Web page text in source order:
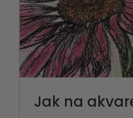
Jak na